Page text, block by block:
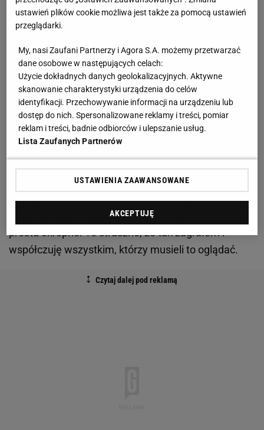
nadal potrafię grać na wysokim poziomie (w
możliwość bycia na korcie i rywalizacji wciąż
sprawia mi radość.
Finał w Miami i druga runda w Monako
Przejście z kortów twardych na Florydzie na
europejską mączkę okazało się dla Novaka
Djokovicia wyjątkowe trudne. Po przegranej z
Alejandro Tabilo brzmiał już inaczej. - Miałem
nadzieję, że to się nie stanie, ale istniało duże
prawdopodobieństwo, że będę tak grał. To jest po
prostu okropne. To straszne, że tak zagrałem i
współczuję wszystkim, którzy musieli to oglądać.
ustawień plików cookie możliwa jest także za pomocą ustawień
przeglądarki.
My, nasi Zaufani Partnerzy i Agora S.A. możemy przetwarzać
dane osobowe w następujących celach:
Użycie dokładnych danych geolokalizacyjnych. Aktywne
skanowanie charakterystyki urządzenia do celów
identyfikacji. Przechowywanie informacji na urządzeniu lub
dostęp do nich. Spersonalizowane reklamy i treści, pomiar
reklam i treści, badnie odbiorców i ulepszanie usług.
Lista Zaufanych Partnerów
USTAWIENIA ZAAWANSOWANE
AKCEPTUJĘ